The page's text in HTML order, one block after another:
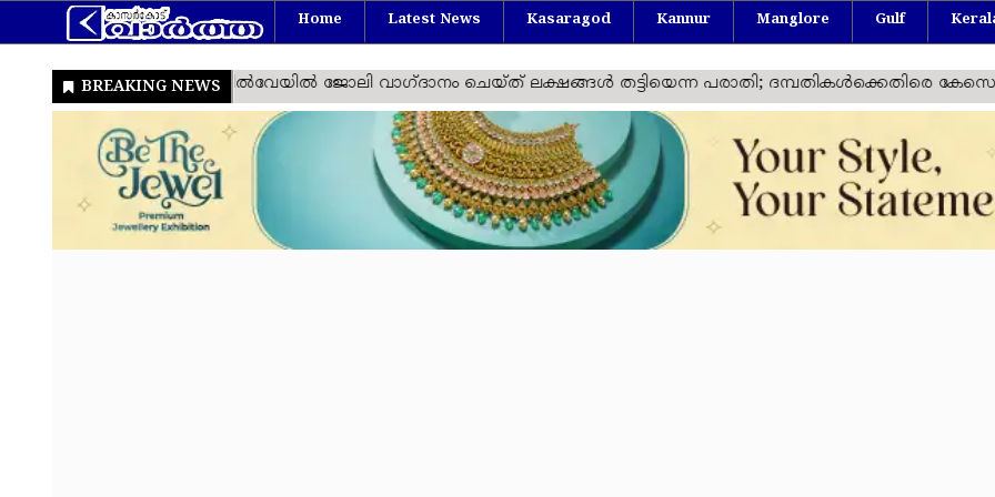
Home Latest News Kasaragod Kannur Manglore Gulf